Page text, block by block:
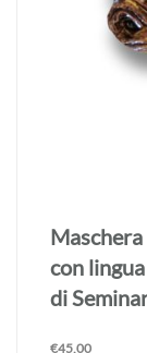
realizzata